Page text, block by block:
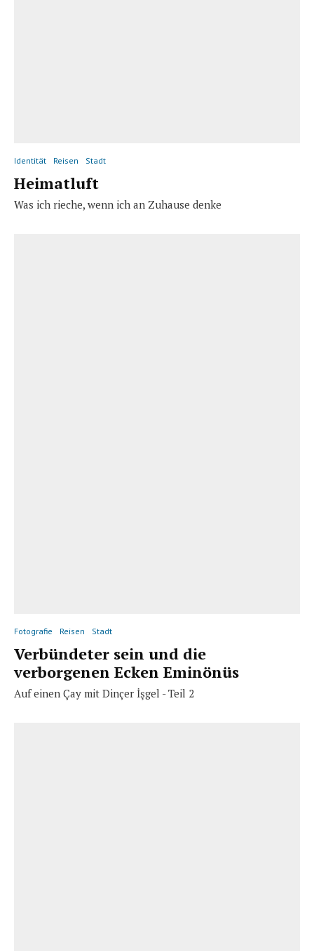
Identität Reisen Stadt
Heimatluft
Was ich rieche, wenn ich an Zuhause denke
Fotografie Reisen Stadt
Verbündeter sein und die
verborgenen Ecken Eminönüs
Auf einen Çay mit Dinçer İşgel - Teil 2